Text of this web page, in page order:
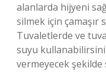
alanlarda hijyeni
silmek için çamaşır
Tuvaletlerde ve
suyu
vermeyecek